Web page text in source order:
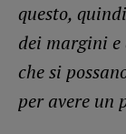
questo,
dei margini
che si
per avere un